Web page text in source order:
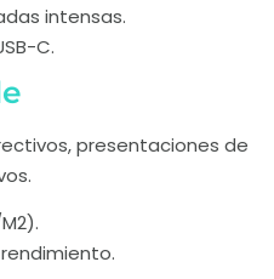
intensas.
C.
presentaciones de